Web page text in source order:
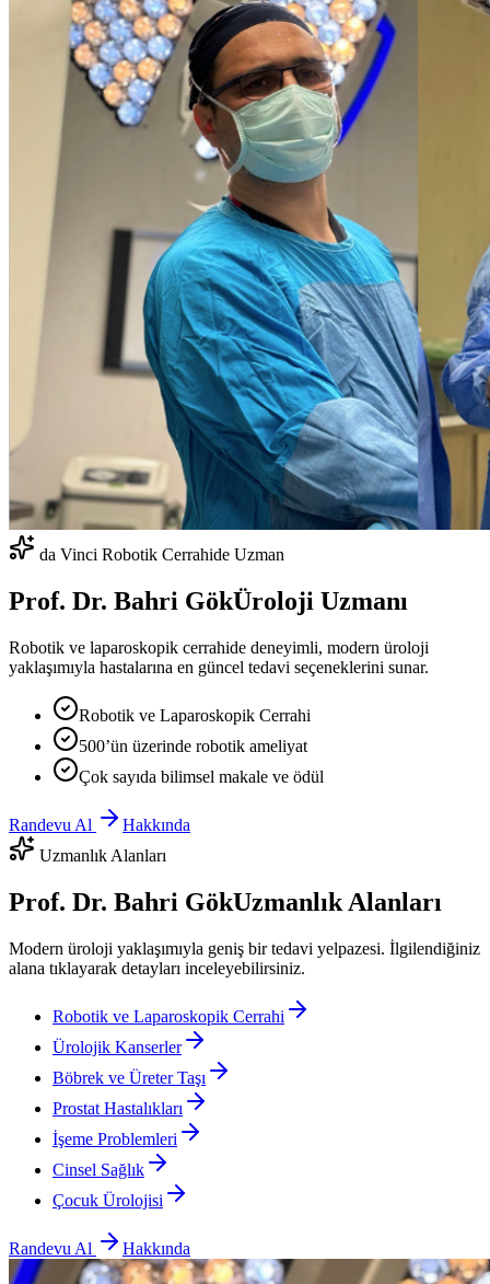
da Vinci Robotik Cerrahide Uzman
Prof. Dr. Bahri GökÜroloji Uzmanı
Robotik ve laparoskopik cerrahide deneyimli, modern üroloji
yaklaşımıyla hastalarına en güncel tedavi seçeneklerini sunar.
Robotik ve Laparoskopik Cerrahi
500’ün üzerinde robotik ameliyat
Çok sayıda bilimsel makale ve ödül
Randevu Al
Hakkında
Uzmanlık Alanları
Prof. Dr. Bahri GökUzmanlık Alanları
Modern üroloji yaklaşımıyla geniş bir tedavi yelpazesi. İlgilendiğiniz
alana tıklayarak detayları inceleyebilirsiniz.
Robotik ve Laparoskopik Cerrahi
Ürolojik Kanserler
Böbrek ve Üreter Taşı
Prostat Hastalıkları
İşeme Problemleri
Cinsel Sağlık
Çocuk Ürolojisi
Randevu Al Hakkında